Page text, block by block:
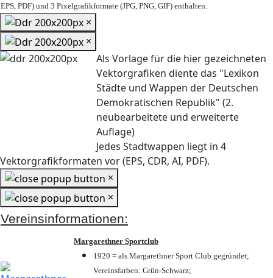
EPS, PDF) und 3 Pixelgrafikformate (JPG, PNG, GIF) enthalten.
×
×
Als Vorlage für die hier gezeichneten
Vektorgrafiken diente das "Lexikon
Städte und Wappen der Deutschen
Demokratischen Republik" (2.
neubearbeitete und erweiterte
Auflage)
Jedes Stadtwappen liegt in 4
Vektorgrafikformaten vor (EPS, CDR, AI, PDF).
×
×
Vereinsinformationen:
Margarethner Sportclub
1920 = als Margarethner Sport Club gegründet;
Vereinsfarben: Grün-Schwarz;